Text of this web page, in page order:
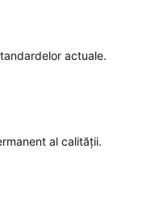
actuale.
al calității.